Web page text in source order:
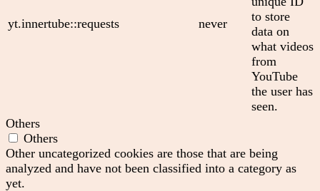
yt.innertube::requests never
to store
data on
what videos
from
YouTube
the user has
seen.
Others
Others
Other uncategorized cookies are those that are being
analyzed and have not been classified into a category as
yet.